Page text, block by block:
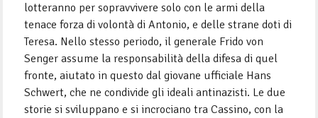
lotteranno per sopravvivere solo con le armi della
tenace forza di volontà di Antonio, e delle strane doti di
Teresa. Nello stesso periodo, il generale Frido von
Senger assume la responsabilità della difesa di quel
fronte, aiutato in questo dal giovane ufficiale Hans
Schwert, che ne condivide gli ideali antinazisti. Le due
storie si sviluppano e si incrociano tra Cassino, con la